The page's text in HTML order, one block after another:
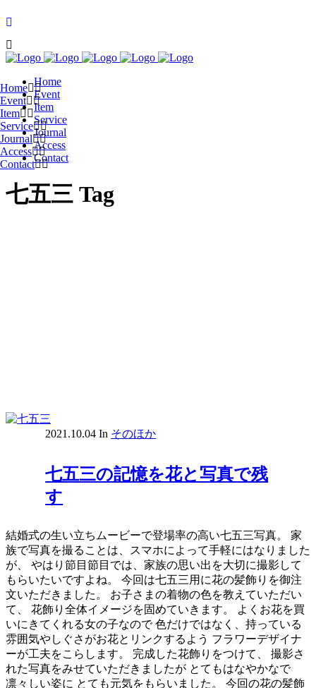
Home
Event
Item
Service
Journal
Access
Contact
Home
Event
Item
Service
Journal
Access
Contact
七五三 Tag
2021.10.04 In そのほか
七五三の記憶を花と写真で残
す
結婚式の生い立ちムービーで登場率の高い七五三写真。 家
族で写真を撮ることは、スマホによって手軽にはなりました
が、 やはり節目節目では、家族の思い出を大切に撮影して
もらいたいですよね。 今回は七五三用に花の髪飾りを御注
文いただきました。 お子さまの着物の色を教えていただい
て、 花飾り全体イメージを固めていきます。 よくお花を買
いにきてくれる女の子なので 色だけではなく、持っている
雰囲気やしぐさがお花とリンクするよう フラワーデザイナ
ーが工夫をこらします。 完成した花飾りをつけて、 撮影さ
れた写真をみせていただきましたが とてもはなやかなで
凛々しい姿に とても元気をもらいました。 今回の花の髪飾